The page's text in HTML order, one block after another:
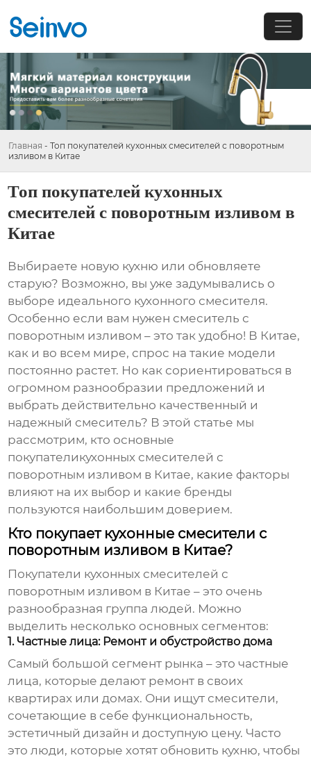
Главная - Топ покупателей кухонных смесителей с поворотным
изливом в Китае
Топ покупателей кухонных
смесителей с поворотным изливом в
Китае
Выбираете новую кухню или обновляете
старую? Возможно, вы уже задумывались о
выборе идеального кухонного смесителя.
Особенно если вам нужен смеситель с
поворотным изливом – это так удобно! В Китае,
как и во всем мире, спрос на такие модели
постоянно растет. Но как сориентироваться в
огромном разнообразии предложений и
выбрать действительно качественный и
надежный смеситель? В этой статье мы
рассмотрим, кто основные
покупателикухонных смесителей с
поворотным изливом в Китае, какие факторы
влияют на их выбор и какие бренды
пользуются наибольшим доверием.
Кто покупает кухонные смесители с
поворотным изливом в Китае?
Покупатели кухонных смесителей с
поворотным изливом в Китае – это очень
разнообразная группа людей. Можно
выделить несколько основных сегментов:
1. Частные лица: Ремонт и обустройство дома
Самый большой сегмент рынка – это частные
лица, которые делают ремонт в своих
квартирах или домах. Они ищут смесители,
сочетающие в себе функциональность,
эстетичный дизайн и доступную цену. Часто
это люди, которые хотят обновить кухню, чтобы